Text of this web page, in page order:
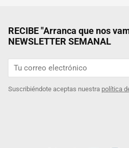
RECIBE "Arranca que nos
NEWSLETTER SEMANAL
Suscribiéndote aceptas nuestra política